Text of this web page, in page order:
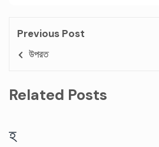
Previous Post
উপরত
Related Posts
হ